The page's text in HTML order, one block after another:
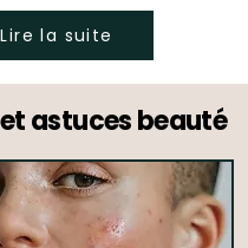
Lire la suite
astuces beauté